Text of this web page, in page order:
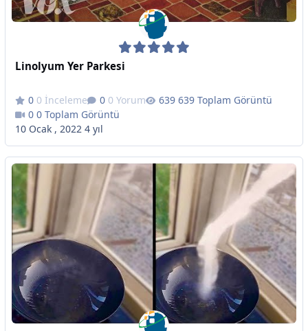
Linolyum Yer Parkesi
0 İnceleme 0 Yorum
639 Toplam Görüntü
0 Toplam Görüntü
10 Ocak , 2022 4 yıl